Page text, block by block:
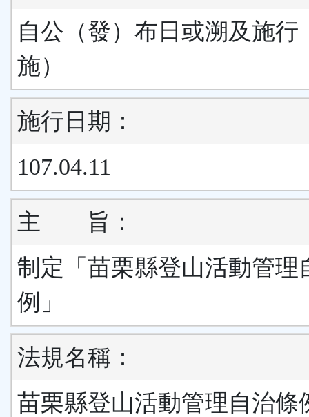
自公（發）布日或溯及施行
施）
施行日期：
107.04.11
主
旨：
制定「苗栗縣登山活動管理
例」
法規名稱：
苗栗縣登山活動管理自治條